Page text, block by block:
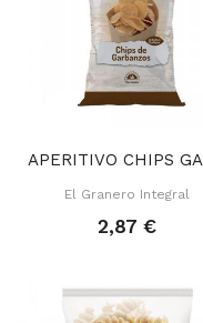
El Granero Integral
2,87 €